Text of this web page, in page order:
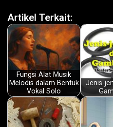
c
e
b
o
o
k
a
t
s
A
p
p
n
k
e
d
n
Artikel Terkait:
Fungsi Alat Musik
Melodis dalam Bentuk
Vokal Solo
Jenis-